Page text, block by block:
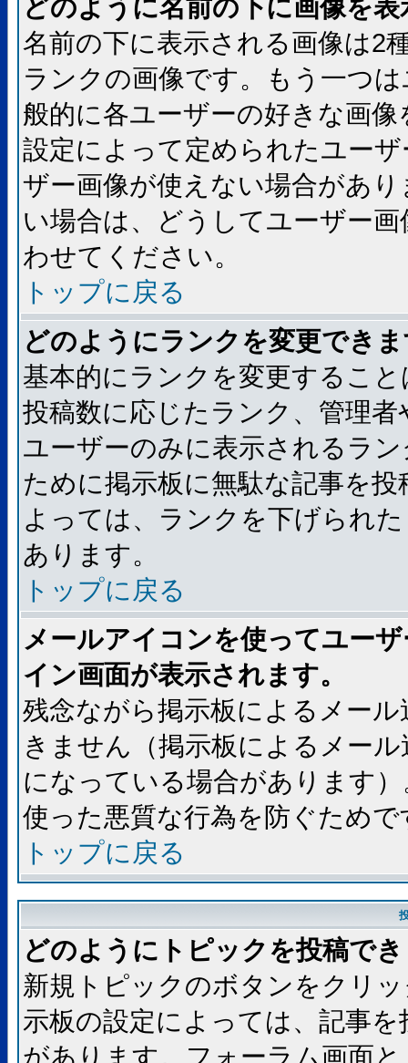
どのように名前の下に画像を
名前の下に表示される画像は2
ランクの画像です。もう一つ
般的に各ユーザーの好きな画
設定によって定められたユー
ザー画像が使えない場合があ
い場合は、どうしてユーザー
わせてください。
トップに戻る
どのようにランクを変更でき
基本的にランクを変更するこ
投稿数に応じたランク、管理
ユーザーのみに表示されるラ
ために掲示板に無駄な記事を
よっては、ランクを下げられ
あります。
トップに戻る
メールアイコンを使ってユー
イン画面が表示されます。
残念ながら掲示板によるメー
きません（掲示板によるメー
になっている場合があります
使った悪質な行為を防ぐためで
トップに戻る
どのようにトピックを投稿で
新規トピックのボタンをクリ
示板の設定によっては、記事
があります。フォーラム画面